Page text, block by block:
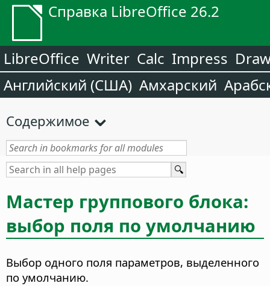
Справка LibreOffice 26.2
LibreOffice Writer Calc Impress
Английский (США) Амхарский
Содержимое
Мастер группового блока:
выбор поля по умолчанию
Выбор одного поля параметров, выделенного
по умолчанию.